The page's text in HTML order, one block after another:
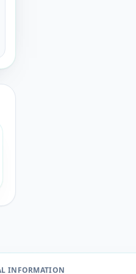
INFORMATION